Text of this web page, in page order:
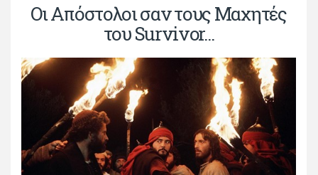
Οι Απόστολοι σαν τους Μαχητές
του Survivor...